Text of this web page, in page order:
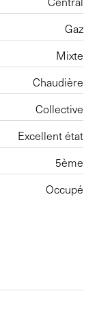
Gaz
Mixte
Chaudière
Collective
Excellent état
5ème
Occupé